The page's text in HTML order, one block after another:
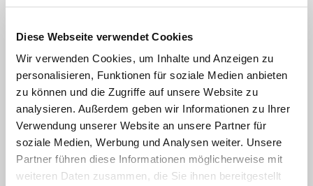
Diese Webseite verwendet Cookies
Wir verwenden Cookies, um Inhalte und Anzeigen zu
personalisieren, Funktionen für soziale Medien anbieten
zu können und die Zugriffe auf unsere Website zu
analysieren. Außerdem geben wir Informationen zu Ihrer
Verwendung unserer Website an unsere Partner für
soziale Medien, Werbung und Analysen weiter. Unsere
Partner führen diese Informationen möglicherweise mit
weiteren Daten zusammen, die Sie ihnen bereitgestellt
Heilige Jahr
füllt den ohnehin schon
prallen Terminkalender des Papstes mit
weiteren öffentlichen Auftritten. Zu
seinen wöchentlichen Generalaudienzen
kommen etwa im Zwei-Wochen-Takt
Jubiläumsaudienzen mit Pilgern aus aller
Welt hinzu. Zudem gibt es zahlreiche
Einzeljubiläen für verschiedene